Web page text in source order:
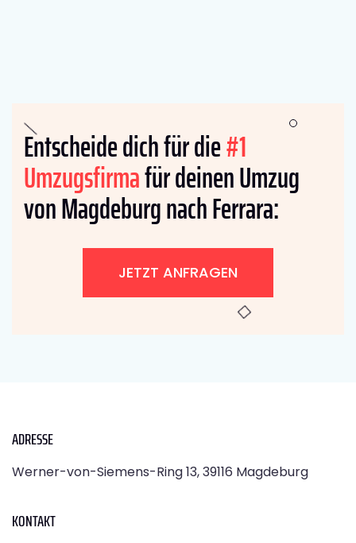
Entscheide dich für die#1
Umzugsfirmafür deinen Umzug
von Magdeburg nach Ferrara:
JETZT ANFRAGEN
ADRESSE
Werner-von-Siemens-Ring 13, 39116 Magdeburg
KONTAKT